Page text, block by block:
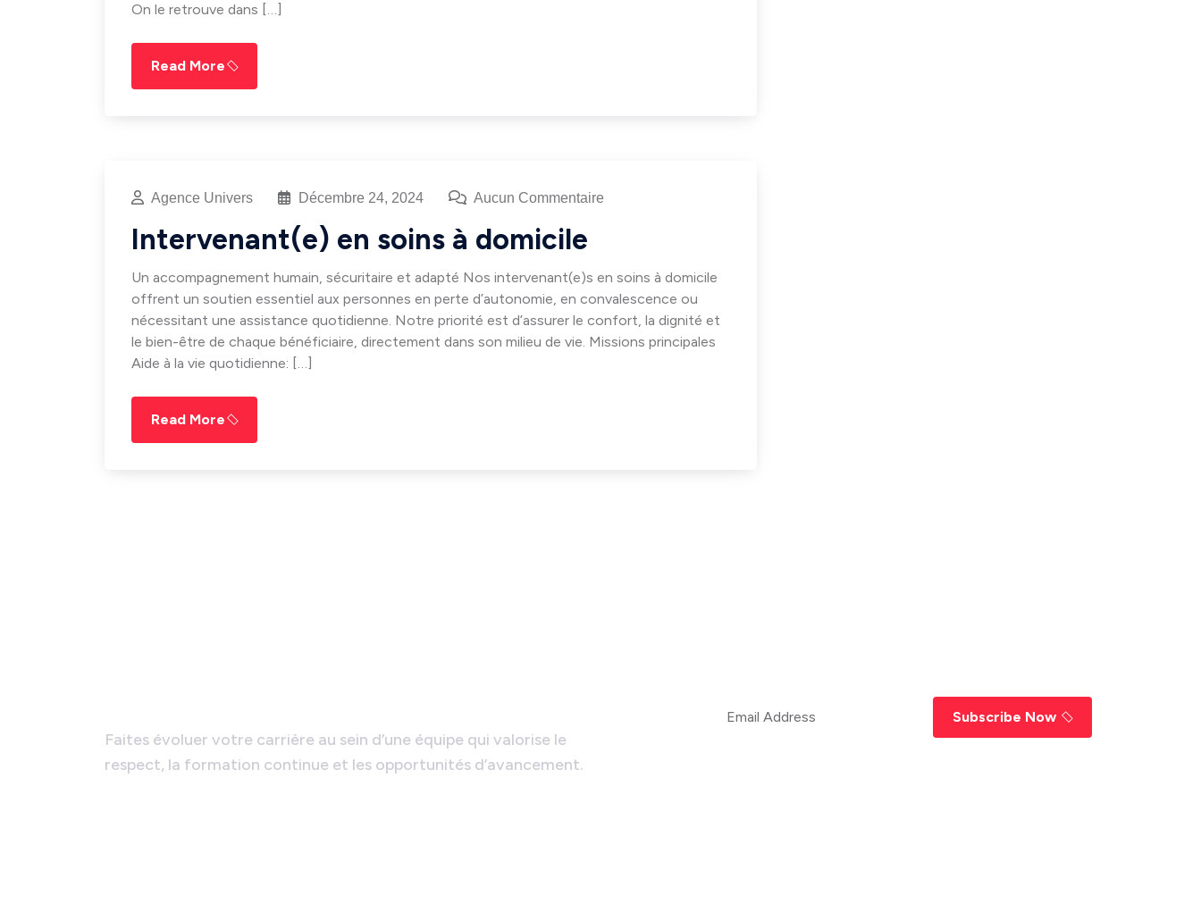
On le retrouve dans […]
Read More
Agence Univers Décembre 24, 2024 Aucun Commentaire
Intervenant(e) en soins à domicile
Un accompagnement humain, sécuritaire et adapté Nos intervenant(e)s en soins à domicile
offrent un soutien essentiel aux personnes en perte d’autonomie, en convalescence ou
nécessitant une assistance quotidienne. Notre priorité est d’assurer le confort, la dignité et
le bien-être de chaque bénéficiaire, directement dans son milieu de vie. Missions principales
Aide à la vie quotidienne: […]
Read More
Faites évoluer votre carrière au sein d’une équipe qui valorise le
respect, la formation continue et les opportunités d’avancement.
Subscribe Now